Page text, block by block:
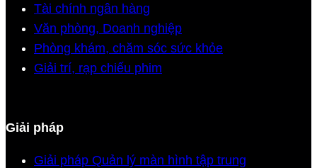
Tài chính ngân hàng
Văn phòng, Doanh nghiệp
Phòng khám, chăm sóc sức khỏe
Giải trí, rạp chiếu phim
Giải pháp
Giải pháp Quản lý màn hình tập trung